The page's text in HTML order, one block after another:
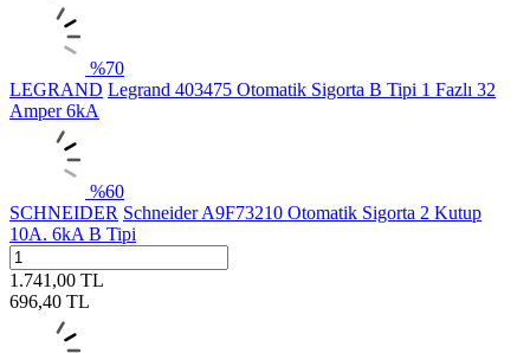
%70
LEGRAND Legrand 403475 Otomatik Sigorta B Tipi 1 Fazlı 32
Amper 6kA
%60
SCHNEIDER Schneider A9F73210 Otomatik Sigorta 2 Kutup
10A. 6kA B Tipi
1.741,00 TL
696,40 TL